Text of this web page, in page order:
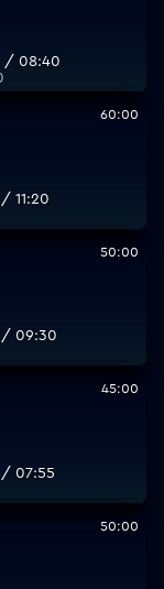
/ 08:40
60:00
11:20
50:00
/ 09:30
45:00
/ 07:55
50:00